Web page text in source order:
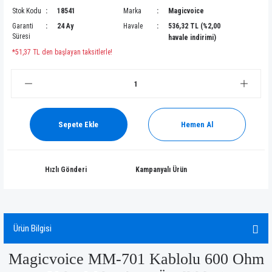
Stok Kodu 18541 Marka
Magicvoice
Garanti
Süresi
24 Ay Havale
536,32 TL (%2,00
havale indirimi)
*51,37 TL den başlayan taksitlerle!
Sepete Ekle Hemen Al
Hızlı Gönderi Kampanyalı Ürün
Ürün Bilgisi
Magicvoice MM-701 Kablolu 600 Ohm